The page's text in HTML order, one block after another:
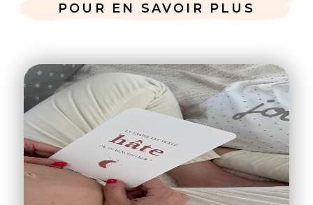
POUR EN SAVOIR PLUS